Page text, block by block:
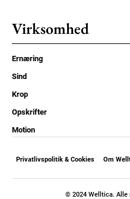
Virksomhed
Ernæring
Sind
Krop
Opskrifter
Motion
Privatlivspolitik & Cookies Om
© 2024 Welltica. Alle